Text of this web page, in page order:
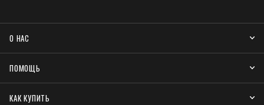
О НАС
ПОМОЩЬ
КАК КУПИТЬ